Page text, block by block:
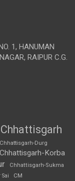
1, HANUMAN
RAIPUR C.G.
Chhattisgarh
Chhattisgarh-Durg
Chhattisgarh-Korba
Chhattisgarh-Sukma
CM